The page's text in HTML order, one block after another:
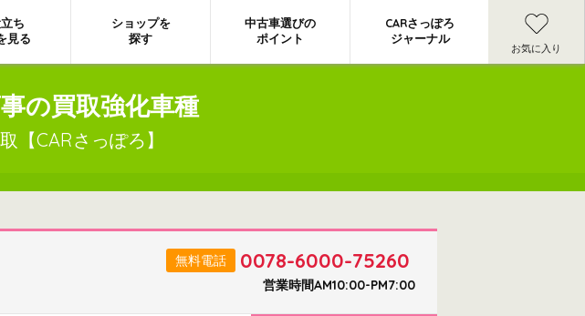
ち
見る
ショップを
探す
中古車選びの
ポイント
CARさっぽろ
ジャーナル
お気に入り
の買取強化車種
【CARさっぽろ】
無料電話 0078-6000-75260
営業時間AM10:00-PM7:00